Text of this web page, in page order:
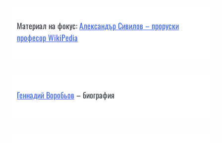
Материал на фокус:Александър Сивилов – проруски
професор WikiPedia
Геннадий Воробьов– биография